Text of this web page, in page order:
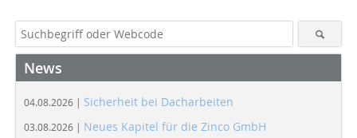
News
04.08.2026 | Sicherheit bei Dacharbeiten
03.08.2026 | Neues Kapitel für die Zinco GmbH